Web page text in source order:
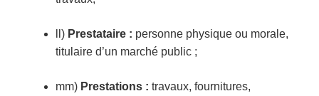
ll) Prestataire : personne physique ou morale,
titulaire d’un marché public ;
mm) Prestations : travaux, fournitures,